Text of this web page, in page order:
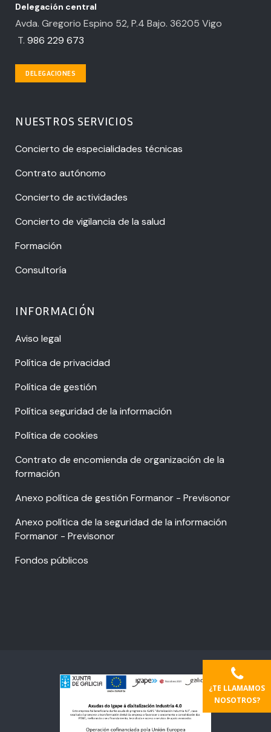
Delegación central
Avda. Gregorio Espino 52, P.4 Bajo. 36205 Vigo
T. 986 229 673
DELEGACIONES
NUESTROS SERVICIOS
Concierto de especialidades técnicas
Contrato autónomo
Concierto de actividades
Concierto de vigilancia de la salud
Formación
Consultoría
INFORMACIÓN
Aviso legal
Política de privacidad
Política de gestión
Política seguridad de la información
Política de cookies
Contrato de encomienda de organización de la
formación
Anexo política de gestión Formanor - Previsonor
Anexo política de la seguridad de la información
Formanor - Previsonor
Fondos públicos
¿TE LLAMAMOS
NOSOTROS?